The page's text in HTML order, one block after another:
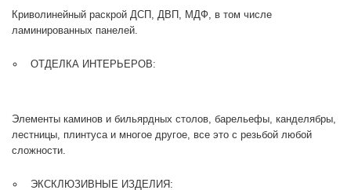
Криволинейный раскрой ДСП, ДВП, МДФ, в том числе
ламинированных панелей.
ОТДЕЛКА ИНТЕРЬЕРОВ:
Элементы каминов и бильярдных столов, барельефы, канделябры,
лестницы, плинтуса и многое другое, все это с резьбой любой
сложности.
ЭКСКЛЮЗИВНЫЕ ИЗДЕЛИЯ: